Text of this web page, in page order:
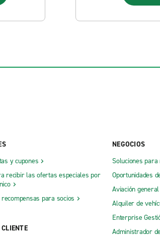
y cupones
recibir las ofertas especiales por
para socios
NEGOCIOS
Soluciones para
Oportunidades
Aviación general
Alquiler de
Enterprise
Administrador